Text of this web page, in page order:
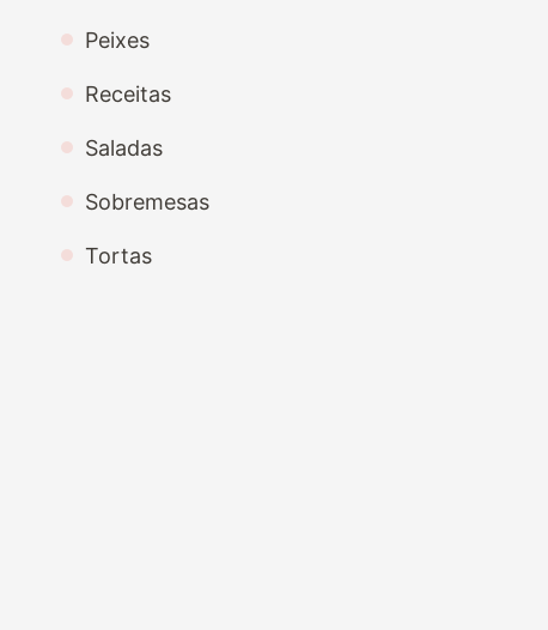
Peixes
Receitas
Saladas
Sobremesas
Tortas